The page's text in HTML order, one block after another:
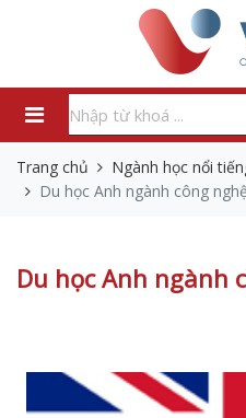
Trang chủ
Ngành học nổi
Du học Anh ngành công
Du học Anh ngành